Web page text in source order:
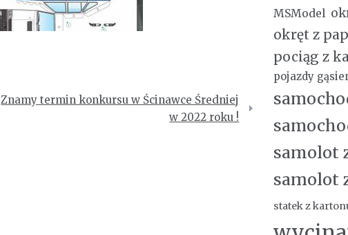
Znamy termin konkursu w Ścinawce Średniej
w 2022 roku !
MSModel
okręt z
pociąg z
pojazdy
samolot
samolot
statek z